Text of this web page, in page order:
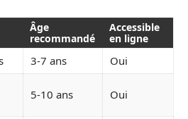
Âge
recommandé
Accessible
en ligne
3-7 ans
Oui
5-10 ans Oui